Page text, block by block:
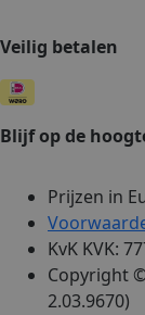
Veilig betalen
Blijf op de
Prijzen in
KvK KVK:
Copyright
2.03.9670)